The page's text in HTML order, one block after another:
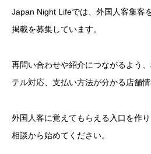
Japan Night Lifeでは、外国人客集客
掲載を募集しています。
再問い合わせや紹介につながるよう
テル対応、支払い方法が分かる店舗情
外国人客に覚えてもらえる入口を作
相談から始めてください。